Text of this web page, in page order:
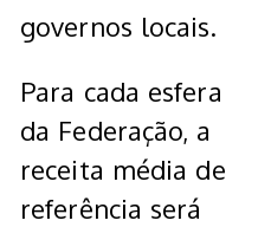
governos locais.
Para cada esfera
da Federação, a
receita média de
referência será